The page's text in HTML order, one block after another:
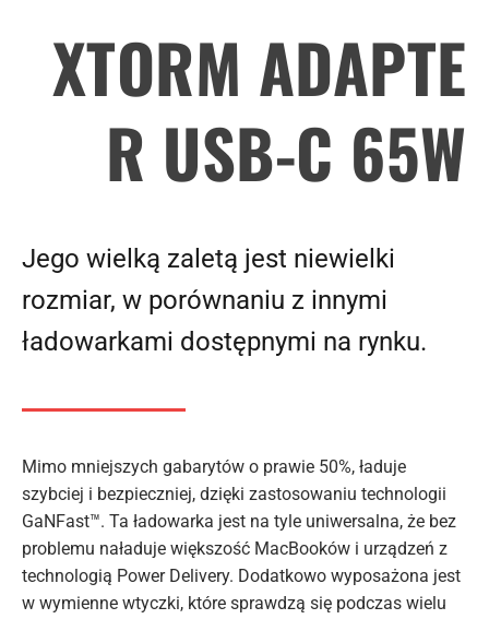
XTORM ADAPTE
R USB-C 65W
Jego wielką zaletą jest niewielki
rozmiar, w porównaniu z innymi
ładowarkami dostępnymi na rynku.
Mimo mniejszych gabarytów o prawie 50%, ładuje
szybciej i bezpieczniej, dzięki zastosowaniu technologii
GaNFast™. Ta ładowarka jest na tyle uniwersalna, że bez
problemu naładuje większość MacBooków i urządzeń z
technologią Power Delivery. Dodatkowo wyposażona jest
w wymienne wtyczki, które sprawdzą się podczas wielu